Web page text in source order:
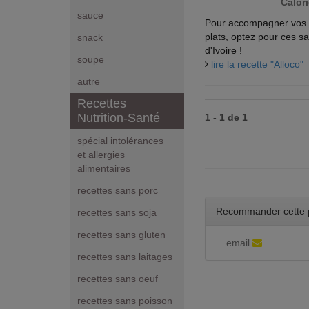
sauce
snack
soupe
autre
Recettes
Nutrition-Santé
spécial intolérances
et allergies
alimentaires
recettes sans porc
recettes sans soja
recettes sans gluten
recettes sans laitages
recettes sans oeuf
recettes sans poisson
Pour accompagner
plats, optez pour ces
d'Ivoire !
lire la recette "Alloco"
1 - 1 de 1
Recommander cette
email